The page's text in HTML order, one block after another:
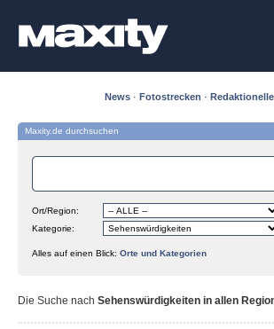
News · Fotostrecken ·
Maxity.de durchsuchen
Ort/Region:
Kategorie:
Alles auf einen Blick: Orte und Kategorien
Die Suche nach Sehenswürdigkeiten in allen